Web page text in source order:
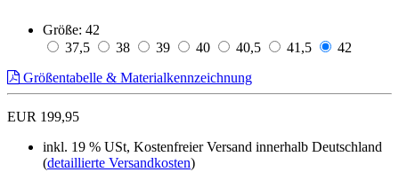
Größe: 42
37,5
38 39 40 40,5 41,5
42
Größentabelle & Materialkennzeichnung
EUR 199,95
inkl. 19 % USt, Kostenfreier Versand innerhalb Deutschland
(detaillierte Versandkosten)